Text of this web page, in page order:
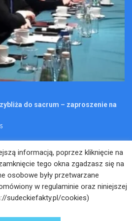
do sacrum – zaproszenie na
Ekspedycje
„Chcemy przełamywać
tylko bólu…”
informacją, poprzez kliknięcie na
tego okna zgadzasz się na
osobowe były przetwarzane
w regulaminie oraz niniejszej
sudeckiefakty.pl/cookies)